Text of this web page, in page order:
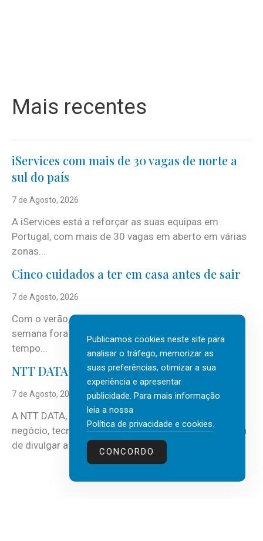
Mais recentes
iServices com mais de 30 vagas de norte a
sul do país
7 de Agosto, 2026
A iServices está a reforçar as suas equipas em
Portugal, com mais de 30 vagas em aberto em várias
zonas...
Cinco cuidados a ter em casa antes de sair
7 de Agosto, 2026
Com o verão, chegam também as férias, os fins-de-
semana fora e os dias em que a casa fica mais
tempo...
NTT DATA Insurtech Global Outlook 2026
7 de Agosto, 2026
A NTT DATA, consultora global em serviços de
negócio, tecnologia e inteligência artificial (IA), acaba
de divulgar a mais recente...
Publicamos cookies neste site para
analisar o tráfego, memorizar as
suas preferências, otimizar a sua
experiência e apresentar
publicidade. Para mais informação
leia a nossa
Política de privacidade e cookies.
CONCORDO